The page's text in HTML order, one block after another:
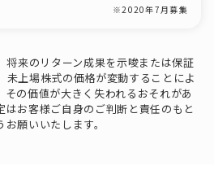
※2020年7月募集
来のリターン成果を示唆または保証
未上場株式の価格が変動することによ
その価値が大きく失われるおそれがあ
はお客様ご自身のご判断と責任のもと
願いいたします。